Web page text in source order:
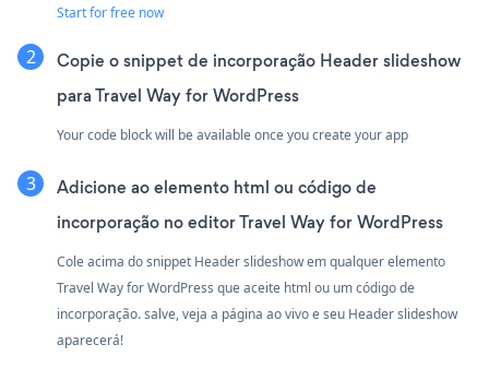
Start for free now
Copie o snippet de incorporação Header slideshow
para Travel Way for WordPress
Your code block will be available once you create your app
Adicione ao elemento html ou código de
incorporação no editor Travel Way for WordPress
Cole acima do snippet Header slideshow em qualquer elemento
Travel Way for WordPress que aceite html ou um código de
incorporação. salve, veja a página ao vivo e seu Header slideshow
aparecerá!